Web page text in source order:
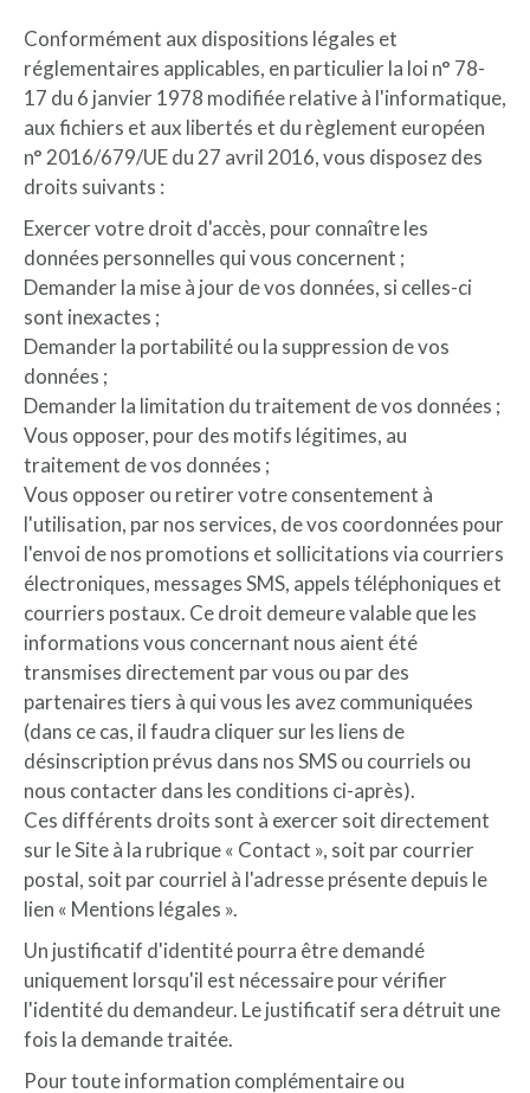
Conformément aux dispositions légales et
réglementaires applicables, en particulier la loi n° 78-
17 du 6 janvier 1978 modifiée relative à l'informatique,
aux fichiers et aux libertés et du règlement européen
n° 2016/679/UE du 27 avril 2016, vous disposez des
droits suivants :
Exercer votre droit d'accès, pour connaître les
données personnelles qui vous concernent ;
Demander la mise à jour de vos données, si celles-ci
sont inexactes ;
Demander la portabilité ou la suppression de vos
données ;
Demander la limitation du traitement de vos données ;
Vous opposer, pour des motifs légitimes, au
traitement de vos données ;
Vous opposer ou retirer votre consentement à
l'utilisation, par nos services, de vos coordonnées pour
l'envoi de nos promotions et sollicitations via courriers
électroniques, messages SMS, appels téléphoniques et
courriers postaux. Ce droit demeure valable que les
informations vous concernant nous aient été
transmises directement par vous ou par des
partenaires tiers à qui vous les avez communiquées
(dans ce cas, il faudra cliquer sur les liens de
désinscription prévus dans nos SMS ou courriels ou
nous contacter dans les conditions ci-après).
Ces différents droits sont à exercer soit directement
sur le Site à la rubrique « Contact », soit par courrier
postal, soit par courriel à l'adresse présente depuis le
lien « Mentions légales ».
Un justificatif d'identité pourra être demandé
uniquement lorsqu'il est nécessaire pour vérifier
l'identité du demandeur. Le justificatif sera détruit une
fois la demande traitée.
Pour toute information complémentaire ou